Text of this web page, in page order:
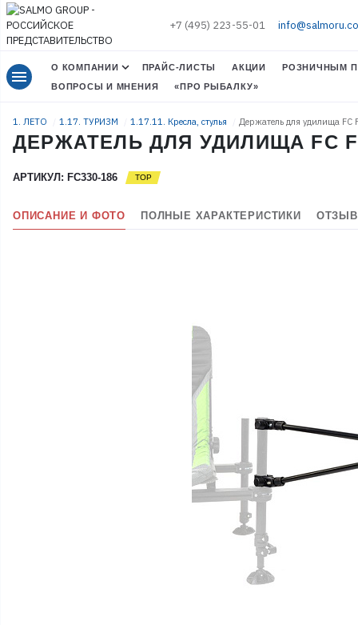
+7 (495) 223-55-01
menu О КОМПАНИИ ПРАЙС-ЛИСТЫ АКЦИИ
РОЗНИЧНЫМ
ВОПРОСЫ И МНЕНИЯ
«ПРО РЫБАЛКУ»
1. ЛЕТО 1.17. ТУРИЗМ 1.17.11. Кресла, стулья Держатель для удилища FC
ДЕРЖАТЕЛЬ ДЛЯ УДИЛИЩА FC
АРТИКУЛ: FC330-186
ОПИСАНИЕ И ФОТО ПОЛНЫЕ ХАРАКТЕРИСТИКИ